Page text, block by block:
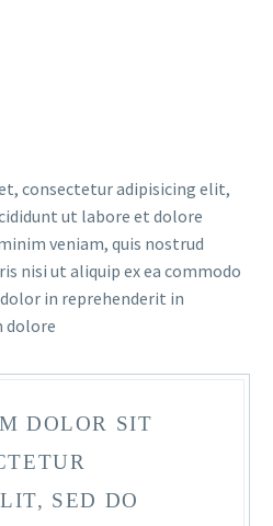
consectetur adipisicing elit,
ut labore et dolore
veniam, quis nostrud
nisi ut aliquip ex ea commodo
in reprehenderit in
dolore
DOLOR SIT
SED DO